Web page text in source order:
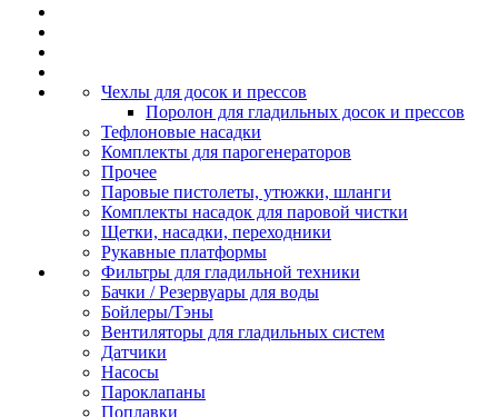
Чехлы для досок и прессов
Поролон для гладильных досок и прессов
Тефлоновые насадки
Комплекты для парогенераторов
Прочее
Паровые пистолеты, утюжки, шланги
Комплекты насадок для паровой чистки
Щетки, насадки, переходники
Рукавные платформы
Фильтры для гладильной техники
Бачки / Резервуары для воды
Бойлеры/Тэны
Вентиляторы для гладильных систем
Датчики
Насосы
Пароклапаны
Поплавки